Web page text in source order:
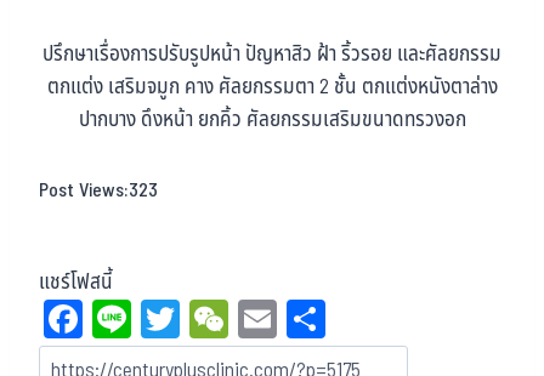
ปรึกษาเรื่องการปรับรูปหน้า ปัญหาสิว ฝ้า ริ้วรอย และศัลยกรรม
ตกแต่ง เสริมจมูก คาง ศัลยกรรมตา 2 ชั้น ตกแต่งหนังตาล่าง
ปากบาง ดึงหน้า ยกคิ้ว ศัลยกรรมเสริมขนาดทรวงอก
Post Views:323
แชร์โฟสนี้
Fa
ce
Li
ne
T
wi
W
eC
E
m ar